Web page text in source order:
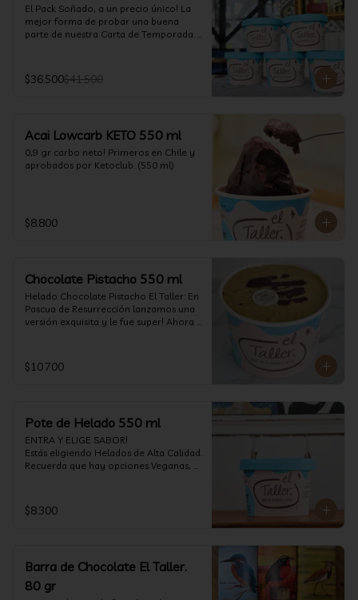
El Pack Soñado, a un precio único! La
mejor forma de probar una buena
parte de nuestra Carta de Temporada.
$36.500$41.500
Acai Lowcarb KETO 550 ml
0,9 gr carbo neto! Primeros en Chile y
aprobados por Ketoclub. (550 ml)
$8.800
Chocolate Pistacho 550 ml
Helado Chocolate Pistacho El Taller: En
Pascua de Resurrección lanzamos una
versión exquisita y le fue super! Ahora
calidad, al centro una bomba de
chocolate blanco relleno de crema de
$10.700
Pote de Helado 550 ml
ENTRA Y ELIGE SABOR!
Estás eligiendo Helados de Alta Calidad.
Recuerda que hay opciones Veganas,
$8.300
Barra de Chocolate El Taller.
80 gr